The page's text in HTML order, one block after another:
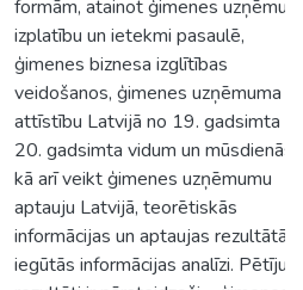
formām, atainot ģimenes
izplatību un ietekmi pasaulē,
ģimenes biznesa izglītības
veidošanos, ģimenes uzņēmuma
attīstību Latvijā no 19. gadsimta
20. gadsimta vidum un mūsdienās,
kā arī veikt ģimenes uzņēmumu
aptauju Latvijā, teorētiskās
informācijas un aptaujas rezultātā
iegūtās informācijas analīzi.